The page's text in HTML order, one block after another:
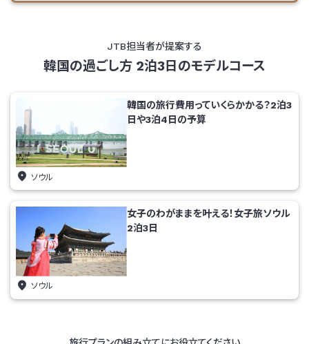
韓国の過ごし方 2泊3日のモデルコース
JTB担当者が提案する
韓国の旅行費用っていくらかかる？2泊3
日や3泊4日の予算
ソウル
女子のわがままを叶える！女子旅ソウル
2泊3日
ソウル